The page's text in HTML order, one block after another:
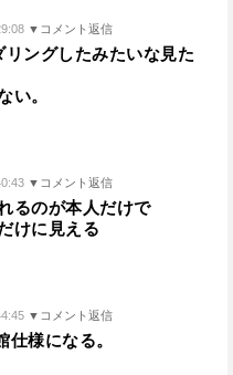
▼コメント返信
ングしたみたいな見た
い。
▼コメント返信
るのが本人だけで
けに見える
▼コメント返信
様になる。